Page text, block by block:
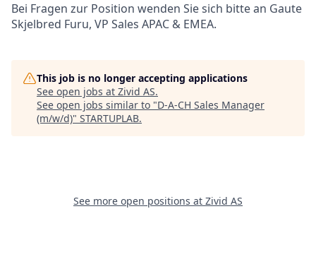
Bei Fragen zur Position wenden Sie sich bitte an Gaute
Skjelbred Furu, VP Sales APAC & EMEA.
This job is no longer accepting applications
See open jobs at Zivid AS.
See open jobs similar to "D-A-CH Sales Manager
(m/w/d)" STARTUPLAB.
See more open positions at Zivid AS